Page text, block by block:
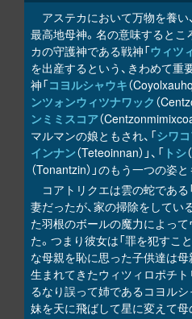
アステカにおいて万物を養い
最高地母神。名の意味するとこ
カの守護神である戦神「ウィツ
を出産するという、きわめて重
神「コヨルシャウキ（
ンツォンウィツナワック （
ンミミスコア（
マルマンの娘ともされ、「シワ
インナン（Teteoinnan）」、「 トシ
（Tonantzin）」のもう一つの姿
コアトリクエは雲の蛇である
妻だったが、家の掃除をしてい
た羽根のボールの魔力によっ
た。つまり彼女は「罪を犯すこ
な母親を恥に思った子供達は
生まれてきたウィツィロポチ
るなり誤って姉であるコヨル
妹を天に飛ばして星に変えて母